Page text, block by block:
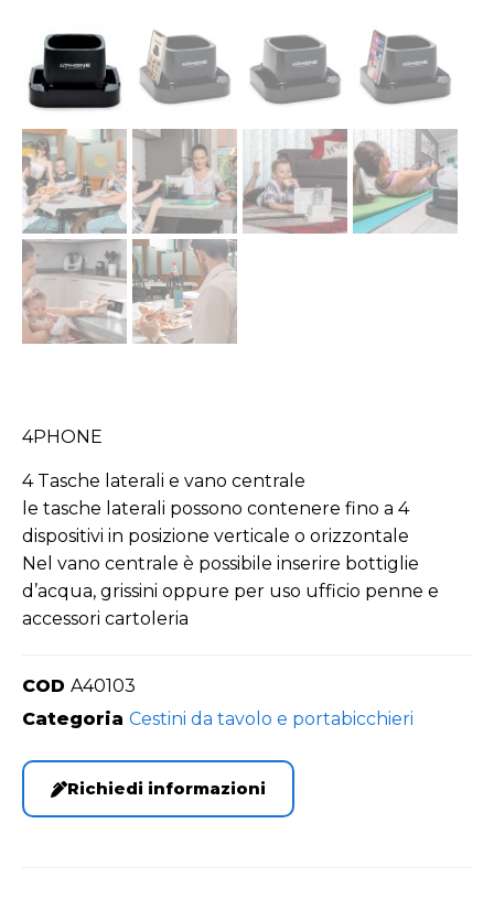
4PHONE
4 Tasche laterali e vano centrale
le tasche laterali possono contenere fino a 4
dispositivi in posizione verticale o orizzontale
Nel vano centrale è possibile inserire bottiglie
d’acqua, grissini oppure per uso ufficio penne e
accessori cartoleria
COD A40103
Categoria Cestini da tavolo e portabicchieri
Richiedi informazioni